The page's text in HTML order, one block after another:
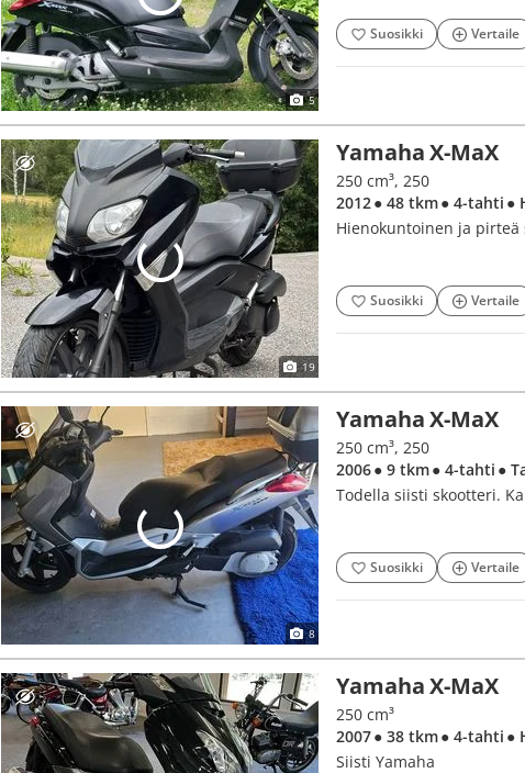
5
Suosikki Vertaile
19
Yamaha X-MaX
250 cm³, 250
2012● 48 tkm● 4-tahti ●
Hienokuntoinen ja
Suosikki Vertaile
8
Yamaha X-MaX
250 cm³, 250
2006● 9 tkm● 4-tahti ●
Todella siisti skootteri.
Suosikki Vertaile
Yamaha X-MaX
250 cm³
2007● 38 tkm● 4-tahti ●
Siisti Yamaha